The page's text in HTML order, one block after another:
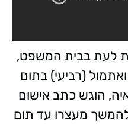
לעת בבית המשפט,
(רביעי) בתום
הוגש כתב אישום
מעצרו עד תום